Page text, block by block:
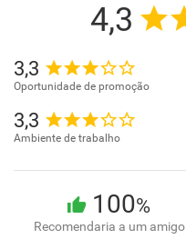
4,3
3,3
Oportunidade de promoção
3,3
Ambiente de trabalho
100%
Recomendaria a um amigo